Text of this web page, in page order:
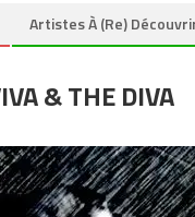
Artistes À (re)
& THE DIVA